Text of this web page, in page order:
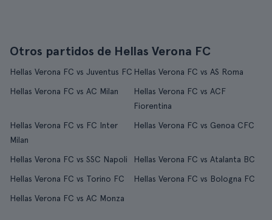
Otros partidos de Hellas Verona FC
Hellas Verona FC vs Juventus FC Hellas Verona FC vs AS Roma
Hellas Verona FC vs AC Milan
Hellas Verona FC vs ACF
Fiorentina
Hellas Verona FC vs FC Inter
Milan
Hellas Verona FC vs Genoa CFC
Hellas Verona FC vs SSC Napoli
Hellas Verona FC vs Atalanta BC
Hellas Verona FC vs Torino FC
Hellas Verona FC vs Bologna FC
Hellas Verona FC vs AC Monza